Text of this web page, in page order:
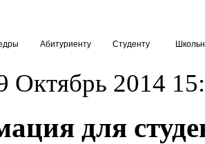
Абитуриенту Студенту
Октябрь 2014
для